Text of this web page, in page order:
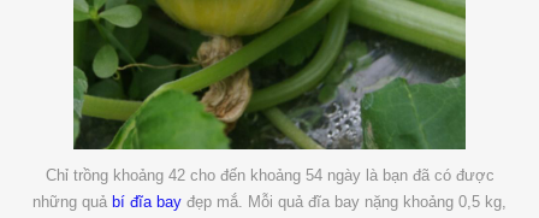
Chỉ trồng khoảng 42 cho đến khoảng 54 ngày là bạn đã có được
những quả bí đĩa bay đẹp mắ. Mỗi quả đĩa bay nặng khoảng 0,5 kg,